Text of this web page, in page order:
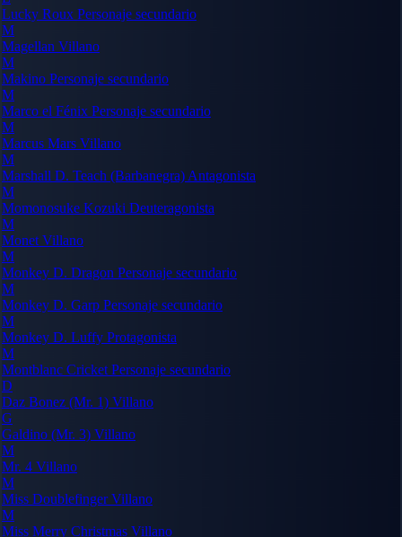
Lucky Roux Personaje secundario
M
Magellan Villano
M
Makino Personaje secundario
M
Marco el Fénix Personaje secundario
M
Marcus Mars Villano
M
Marshall D. Teach (Barbanegra) Antagonista
M
Momonosuke Kozuki Deuteragonista
M
Monet Villano
M
Monkey D. Dragon Personaje secundario
M
Monkey D. Garp Personaje secundario
M
Monkey D. Luffy Protagonista
M
Montblanc Cricket Personaje secundario
D
Daz Bonez (Mr. 1) Villano
G
Galdino (Mr. 3) Villano
M
Mr. 4 Villano
M
Miss DoublefingerVillano
M
Miss Merry Christmas Villano